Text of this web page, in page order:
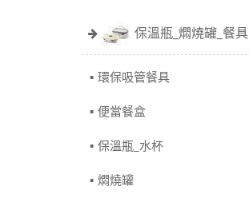
保溫瓶_燜燒罐_餐具
環保吸管餐具
便當餐盒
保溫瓶_水杯
燜燒罐